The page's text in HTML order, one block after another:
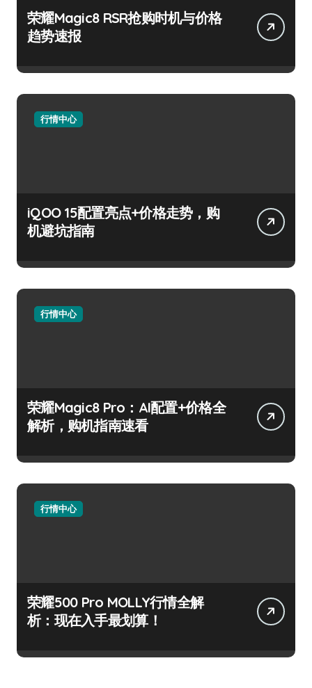
荣耀Magic8 RSR抢购时机与价格
趋势速报
行情中心
iQOO 15配置亮点+价格走势，购
机避坑指南
行情中心
荣耀Magic8 Pro：AI配置+价格全
解析，购机指南速看
行情中心
荣耀500 Pro MOLLY行情全解
析：现在入手最划算！